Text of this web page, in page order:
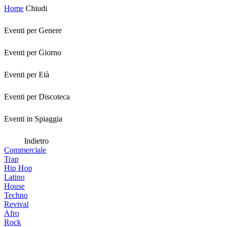
Home Chiudi
Eventi per Genere
Eventi per Giorno
Eventi per Età
Eventi per Discoteca
Eventi in Spiaggia
Indietro
Commerciale
Trap
Hip Hop
Latino
House
Techno
Revival
Afro
Rock